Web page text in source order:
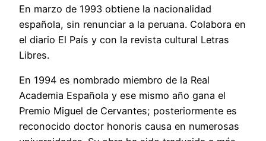
En marzo de 1993 obtiene la nacionalidad
española, sin renunciar a la peruana. Colabora en
el diario El País y con la revista cultural Letras
Libres.
En 1994 es nombrado miembro de la Real
Academia Española y ese mismo año gana el
Premio Miguel de Cervantes; posteriormente es
reconocido doctor honoris causa en numerosas